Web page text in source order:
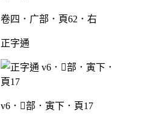
卷四．广部．頁62．右
正字通
v6．部．寅下．頁17